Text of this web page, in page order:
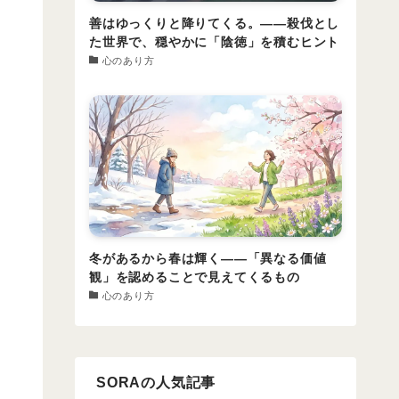
善はゆっくりと降りてくる。――殺伐とし
た世界で、穏やかに「陰徳」を積むヒント
心のあり方
冬があるから春は輝く――「異なる価値
観」を認めることで見えてくるもの
心のあり方
SORAの人気記事